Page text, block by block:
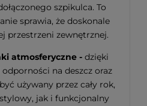
szpikulca. To
sprawia, że doskonale
przestrzeni zewnętrznej.
atmosferyczne - dzięki
na deszcz oraz
używany przez cały rok,
jak i funkcjonalny